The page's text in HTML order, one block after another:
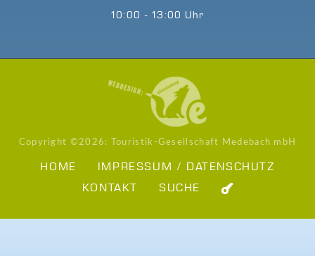
10:00 - 13:00 Uhr
Copyright ©2026: Touristik-Gesellschaft Medebach mbH
HOME
IMPRESSUM / DATENSCHUTZ
KONTAKT
SUCHE